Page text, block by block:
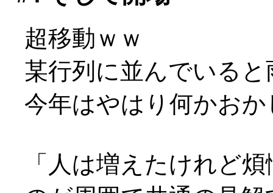
超移動ｗｗ
某行列に並んでいる
今年はやはり何かお
「人は増えたけれど